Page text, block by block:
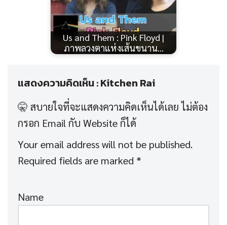
Us and Them : Pink Floyd |
ภาพลวงตาแห่งเส้นขนาน…
แสดงความคิดเห็น : Kitchen Rai
Your email address will not be published.
Required fields are marked *
Name